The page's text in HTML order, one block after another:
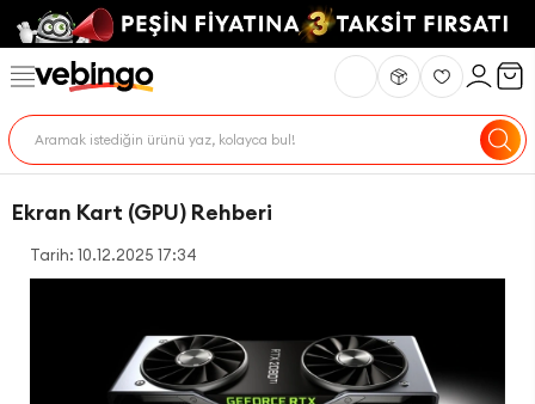
Ekran Kart (GPU) Rehberi
Tarih: 10.12.2025 17:34